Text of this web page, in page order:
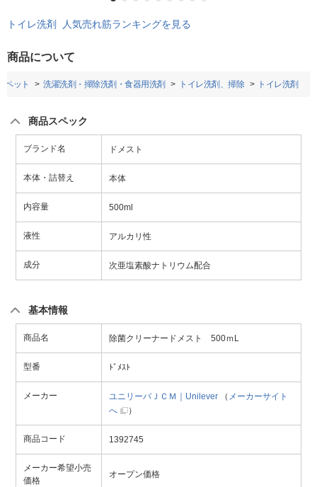
トイレ洗剤 人気売れ筋ランキングを見る
商品について
ペット 洗濯洗剤・掃除洗剤・食器用洗剤 トイレ洗剤、掃除 トイレ洗剤
商品スペック
ブランド名 ドメスト
本体・詰替え 本体
内容量 500ml
液性 アルカリ性
成分 次亜塩素酸ナトリウム配合
基本情報
商品名 除菌クリーナードメスト 500ｍL
型番 ﾄﾞﾒｽﾄ
メーカー ユニリーバＪＣＭ｜Unilever （ メーカーサイト
へ
）
商品コード 1392745
メーカー希望小売
価格
オープン価格